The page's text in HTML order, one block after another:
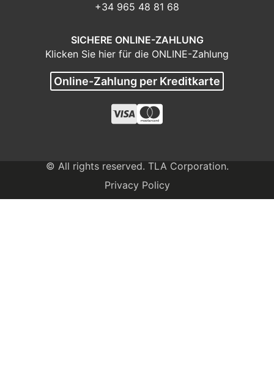
+34 965 48 81 68
SICHERE ONLINE-ZAHLUNG
Klicken Sie hier für die ONLINE-Zahlung
Online-Zahlung per Kreditkarte
© All rights reserved. TLA Corporation.
Privacy Policy